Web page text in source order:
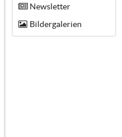
Newsletter
Bildergalerien